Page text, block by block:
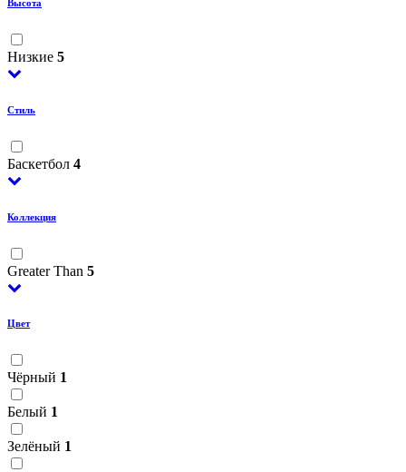
Высота
Низкие 5
Стиль
Баскетбол 4
Коллекция
Greater Than 5
Цвет
Чёрный 1
Белый 1
Зелёный 1